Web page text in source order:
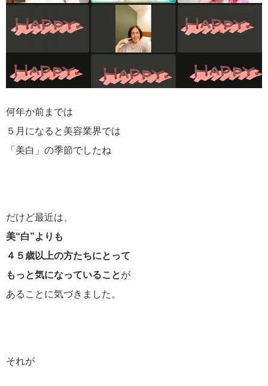
何年か前までは
５月になると美容業界では
「美白」の季節でしたね
だけど最近は、
美“白”よりも
４５歳以上の方たちにとって
もっと気になっていることが
あることに気づきました。
それが